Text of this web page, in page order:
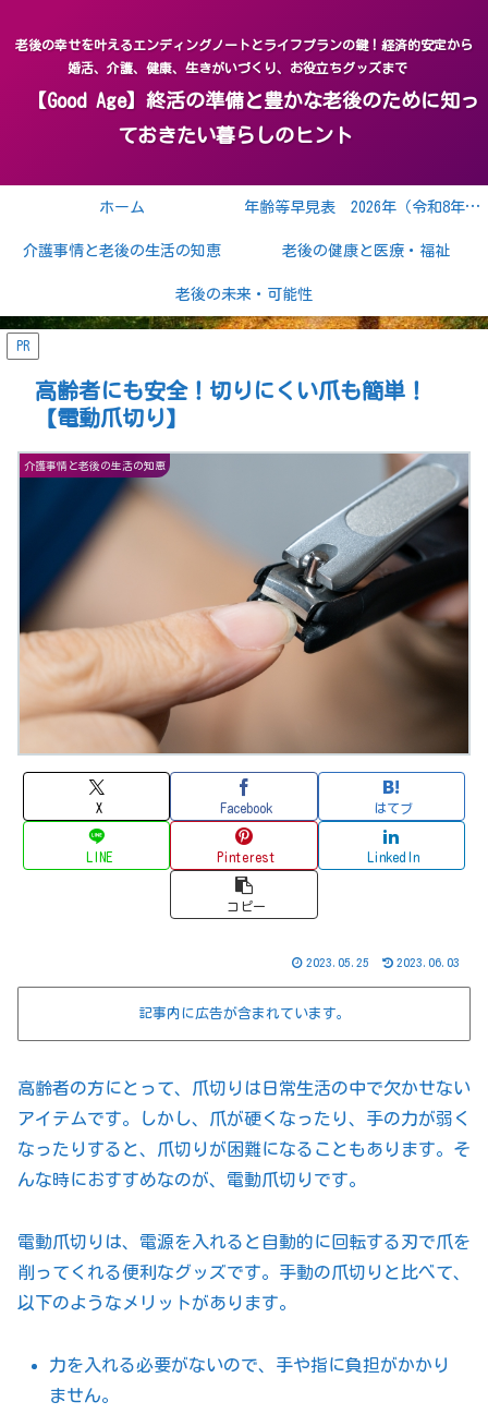
老後の幸せを叶えるエンディングノートとライフプランの鍵！経済的安定から
婚活、介護、健康、生きがいづくり、お役立ちグッズまで
【Good Age】終活の準備と豊かな老後のために知っ
ておきたい暮らしのヒント
ホーム 年齢等早見表 2026年（令和8年） 2027年（令和9年）
介護事情と老後の生活の知恵 老後の健康と医療・福祉
老後の未来・可能性
PR
高齢者にも安全！切りにくい爪も簡単！
【電動爪切り】
介護事情と老後の生活の知恵
X Facebook はてブ
LINE Pinterest LinkedIn
コピー
2023.05.25 2023.06.03
記事内に広告が含まれています。
高齢者の方にとって、爪切りは日常生活の中で欠かせない
アイテムです。しかし、爪が硬くなったり、手の力が弱く
なったりすると、爪切りが困難になることもあります。そ
んな時におすすめなのが、電動爪切りです。
電動爪切りは、電源を入れると自動的に回転する刃で爪を
削ってくれる便利なグッズです。手動の爪切りと比べて、
以下のようなメリットがあります。
力を入れる必要がないので、手や指に負担がかかり
ません。